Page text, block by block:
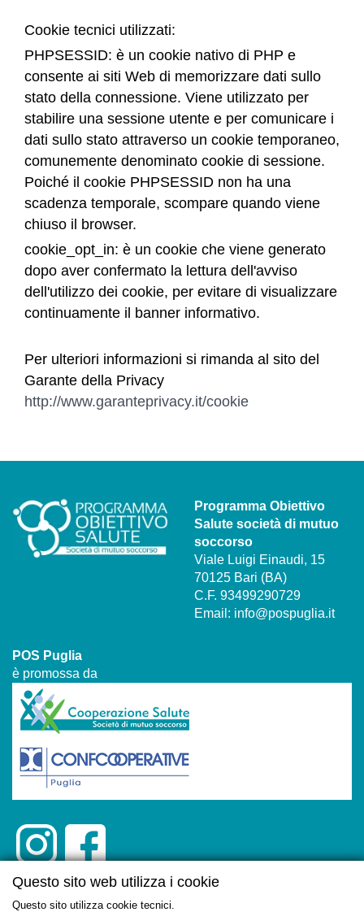
Questo sito web utilizza i cookie
Questo sito utilizza cookie tecnici.
Cookie tecnici utilizzati:
PHPSESSID: è un cookie nativo di PHP e
consente ai siti Web di memorizzare dati sullo
stato della connessione. Viene utilizzato per
stabilire una sessione utente e per comunicare i
dati sullo stato attraverso un cookie temporaneo,
comunemente denominato cookie di sessione.
Poiché il cookie PHPSESSID non ha una
scadenza temporale, scompare quando viene
chiuso il browser.
cookie_opt_in: è un cookie che viene generato
dopo aver confermato la lettura dell'avviso
dell'utilizzo dei cookie, per evitare di visualizzare
continuamente il banner informativo.
Per ulteriori informazioni si rimanda al sito del
Garante della Privacy
http://www.garanteprivacy.it/cookie
Programma Obiettivo
Salute società di mutuo
soccorso
Viale Luigi Einaudi, 15
70125 Bari (BA)
C.F. 93499290729
Email: info@pospuglia.it
POS Puglia
è promossa da